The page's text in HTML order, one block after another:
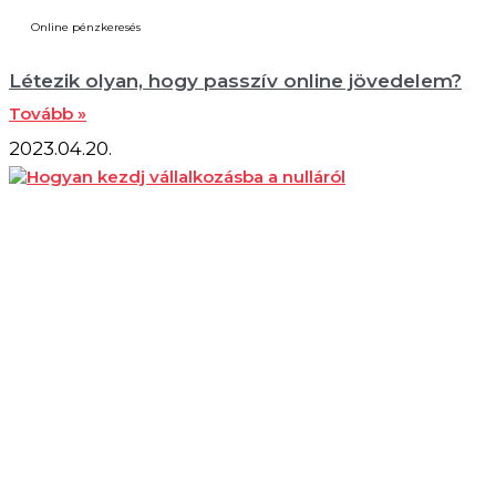
Online pénzkeresés
Létezik olyan, hogy passzív online jövedelem?
Tovább »
2023.04.20.